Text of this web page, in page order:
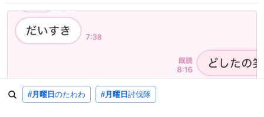
#月曜日 のたわわ #月曜日 討伐隊
ト
数
数